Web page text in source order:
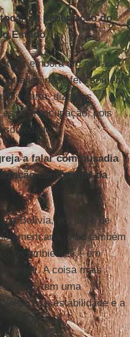
na penetração do
Estado.
embora em outras
não afeta somente
Na carta, dizemos
preocupação, pois
sociedade.
a falar com ousadia
continental da
Bolívia, em julho de
americana, mas também
os ambientes – em
A coisa mais
tem uma
a estabilidade e a